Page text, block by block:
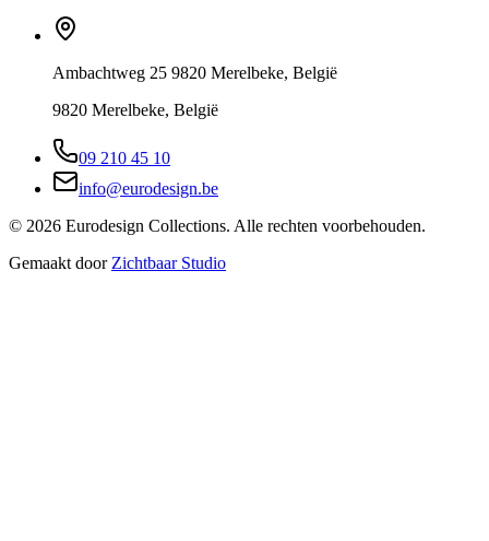
Ambachtweg 25 9820 Merelbeke, België
9820 Merelbeke, België
09 210 45 10
info@eurodesign.be
© 2026 Eurodesign Collections. Alle rechten voorbehouden.
Gemaakt door Zichtbaar Studio